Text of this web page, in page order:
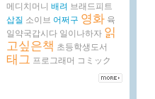
메디치머니 배려 브래드피트
삽질 소이브 어쩌구 영화 육
일약국갑시다 일이나하자 읽
고싶은책 초등학생도서
태그 프로그래머 コミック